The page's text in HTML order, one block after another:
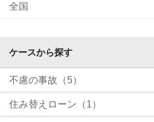
全国
ケースから探す
不慮の事故（5）
住み替えローン（1）